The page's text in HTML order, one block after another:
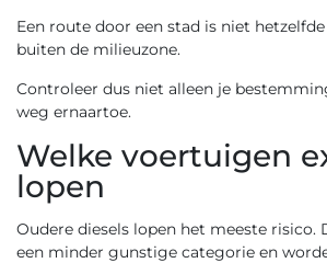
Een route door een stad is niet
buiten de milieuzone.
Controleer dus niet alleen je
weg ernaartoe.
Welke voertuigen
lopen
Oudere diesels lopen het meeste risico.
een minder gunstige categorie en